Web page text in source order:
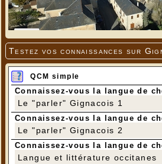
Testez vos connaissances sur
QCM simple
Connaissez-vous la langue de
Le "parler" Gignacois 1
Connaissez-vous la langue de
Le "parler" Gignacois 2
Connaissez-vous la langue de
Langue et littérature occitanes